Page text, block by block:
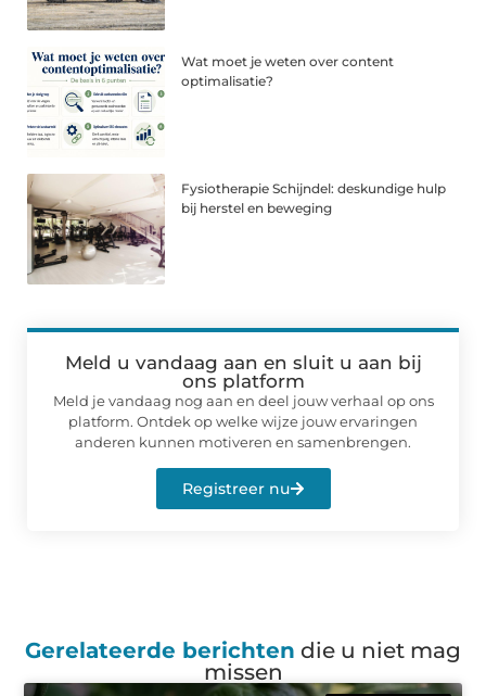
Wat moet je weten over content
optimalisatie?
Fysiotherapie Schijndel: deskundige hulp
bij herstel en beweging
Meld u vandaag aan en sluit u aan bij
ons platform
Meld je vandaag nog aan en deel jouw verhaal op ons
platform. Ontdek op welke wijze jouw ervaringen
anderen kunnen motiveren en samenbrengen.
Registreer nu
Gerelateerde berichten die u niet mag
missen